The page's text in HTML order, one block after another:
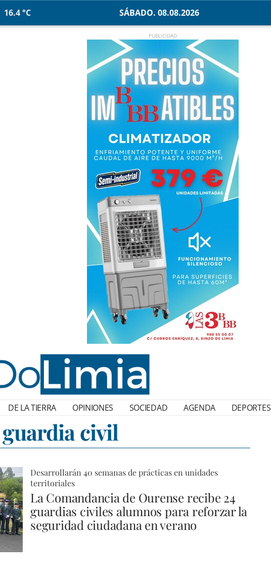
16.4 °C SÁBADO. 08.08.2026
DE LA TIERRA OPINIONES SOCIEDAD AGENDA DEPORTES
guardia civil
Desarrollarán 40 semanas de prácticas en unidades
territoriales
La Comandancia de Ourense recibe 24
guardias civiles alumnos para reforzar la
seguridad ciudadana en verano